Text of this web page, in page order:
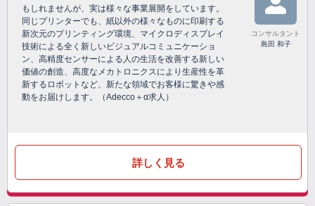
もしれませんが、実は様々な事業展開をしています。
同じプリンターでも、紙以外の様々なものに印刷する
新次元のプリンティング環境、マイクロディスプレイ
技術による全く新しいビジュアルコミュニケーショ
ン、高精度センサーによる人の生活を改善する新しい
価値の創造、高度なメカトロニクスにより生産性を革
新するロボットなど、新たな領域でお客様に驚きや感
動をお届けします。（Adecco＋α求人）
コンサルタント
島田 和子
詳しく見る